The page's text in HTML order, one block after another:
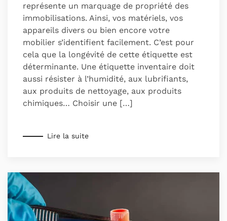
représente un marquage de propriété des
immobilisations. Ainsi, vos matériels, vos
appareils divers ou bien encore votre
mobilier s’identifient facilement. C’est pour
cela que la longévité de cette étiquette est
déterminante. Une étiquette inventaire doit
aussi résister à l’humidité, aux lubrifiants,
aux produits de nettoyage, aux produits
chimiques… Choisir une […]
Lire la suite